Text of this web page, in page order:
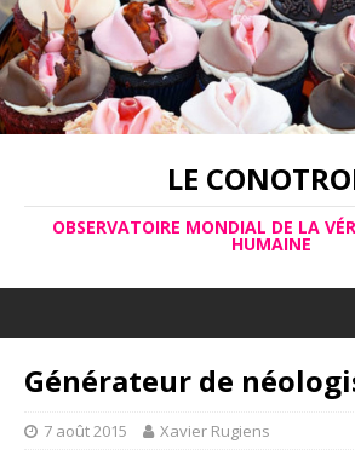
LE
OBSERVATOIRE MONDIAL DE LA
HUMAINE
Générateur de
7 août 2015 Xavier Rugiens